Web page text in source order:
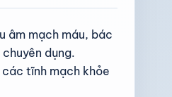
âm mạch máu, bác
dụng.
tĩnh mạch khỏe